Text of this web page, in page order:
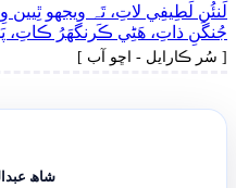
لَنئُن لَطِيفِي لاتِ، تَہ ويجهو
جُنگَنِ ذاتِ، ھَڻِي ڪَرنگهَرُ ڪاتِ،
[ سُر ڪارايل - اڇو آب ]
شاھ